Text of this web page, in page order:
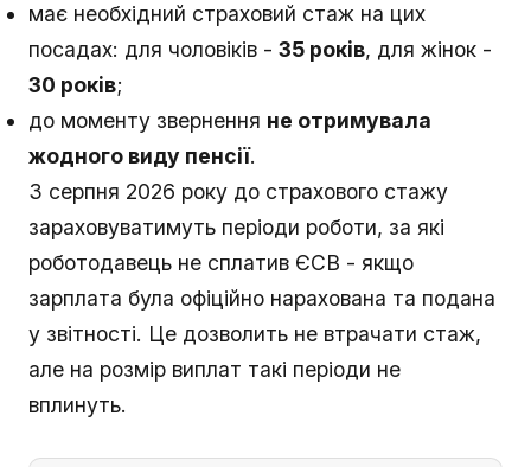
має необхідний страховий стаж на цих
посадах: для чоловіків - 35 років, для жінок -
30 років;
до моменту звернення не отримувала
жодного виду пенсії.
З серпня 2026 року до страхового стажу
зараховуватимуть періоди роботи, за які
роботодавець не сплатив ЄСВ - якщо
зарплата була офіційно нарахована та подана
у звітності. Це дозволить не втрачати стаж,
але на розмір виплат такі періоди не
вплинуть.